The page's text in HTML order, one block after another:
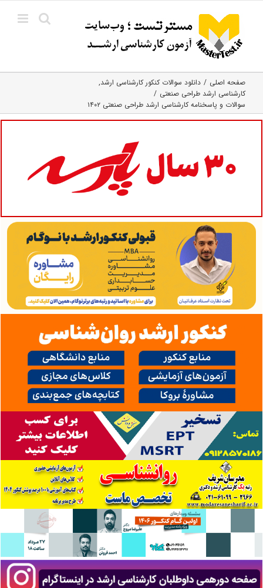
content
صفحه اصلی
دانلود سوالات کنکور کارشناسی ارشد
کارشناسی ارشد طراحی صنعتی
سوالات و پاسخنامه کارشناسی ارشد طراحی صنعتی ۱۴۰۲